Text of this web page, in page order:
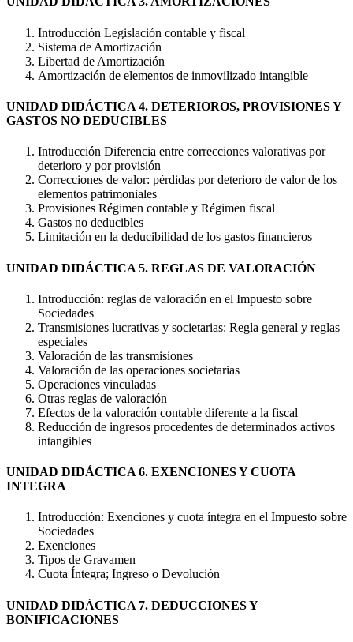
Introducción Legislación contable y fiscal
Sistema de Amortización
Libertad de Amortización
Amortización de elementos de inmovilizado intangible
UNIDAD DIDÁCTICA 4. DETERIOROS, PROVISIONES Y
GASTOS NO DEDUCIBLES
Introducción Diferencia entre correcciones valorativas por
deterioro y por provisión
Correcciones de valor: pérdidas por deterioro de valor de los
elementos patrimoniales
Provisiones Régimen contable y Régimen fiscal
Gastos no deducibles
Limitación en la deducibilidad de los gastos financieros
UNIDAD DIDÁCTICA 5. REGLAS DE VALORACIÓN
Introducción: reglas de valoración en el Impuesto sobre
Sociedades
Transmisiones lucrativas y societarias: Regla general y reglas
especiales
Valoración de las transmisiones
Valoración de las operaciones societarias
Operaciones vinculadas
Otras reglas de valoración
Efectos de la valoración contable diferente a la fiscal
Reducción de ingresos procedentes de determinados activos
intangibles
UNIDAD DIDÁCTICA 6. EXENCIONES Y CUOTA
INTEGRA
Introducción: Exenciones y cuota íntegra en el Impuesto sobre
Sociedades
Exenciones
Tipos de Gravamen
Cuota Íntegra; Ingreso o Devolución
UNIDAD DIDÁCTICA 7. DEDUCCIONES Y
BONIFICACIONES